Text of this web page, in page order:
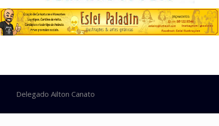
Delegado Ailton Canato